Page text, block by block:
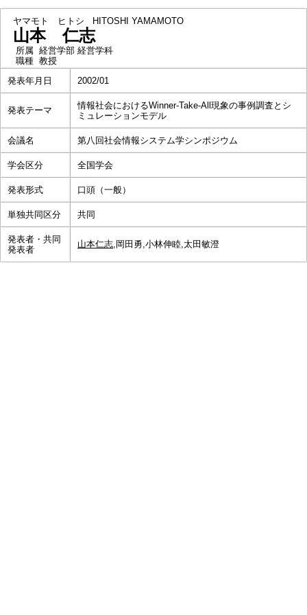
ヤマモト ヒトシ HITOSHI YAMAMOTO
山本 仁志
所属 経営学部 経営学科
職種 教授
発表年月日
2002/01
発表テーマ
情報社会におけるWinner-Take-All現象の事例調査とシ
ミュレーションモデル
会議名 第八回社会情報システム学シンポジウム
学会区分 全国学会
発表形式 口頭（一般）
単独共同区分 共同
発表者・共同
発表者
山本仁志,岡田勇,小林伸睦,太田敏澄